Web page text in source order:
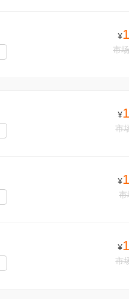
¥
市
¥
市
¥
市
¥
市